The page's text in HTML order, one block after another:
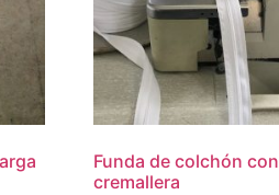
Funda de colchón con
cremallera